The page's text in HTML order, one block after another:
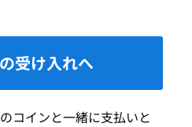
受け入れへ
コインと一緒に支払いと